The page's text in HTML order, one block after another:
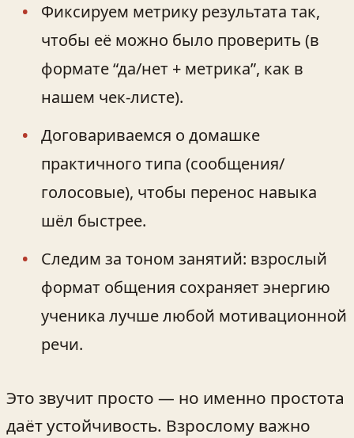
Фиксируем метрику результата так,
чтобы её можно было проверить (в
формате “да/нет + метрика”, как в
нашем чек‑листе).
Договариваемся о домашке
практичного типа (сообщения/
голосовые), чтобы перенос навыка
шёл быстрее.
Следим за тоном занятий: взрослый
формат общения сохраняет энергию
ученика лучше любой мотивационной
речи.
Это звучит просто — но именно простота
даёт устойчивость. Взрослому важно